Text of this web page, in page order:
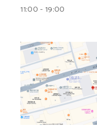
11:00 - 19:00